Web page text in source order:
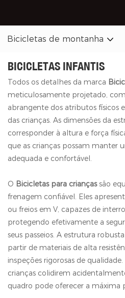
Bicicletas de montanha
BICICLETAS INFANTIS
Todos os detalhes da marca
meticulosamente projetado,
abrangente dos atributos físicos
das crianças. As dimensões da
corresponder à altura e força
que as crianças possam manter
adequada e confortável.
O Bicicletas para criançassão
frenagem confiável. Eles
ou freios em V, capazes de
protegendo efetivamente a
seus passeios. A estrutura
partir de materiais de alta
inspeções rigorosas de
crianças colidirem
quadro pode oferecer a máxima